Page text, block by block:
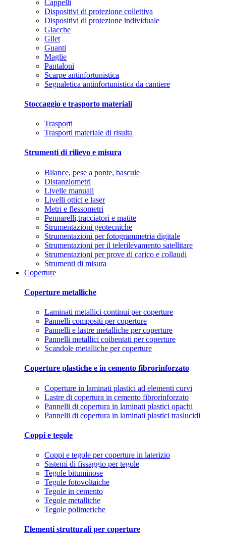
Cappelli
Dispositivi di protezione collettiva
Dispositivi di protezione individuale
Giacche
Gilet
Guanti
Maglie
Pantaloni
Scarpe antinfortunistica
Segnaletica antinfortunistica da cantiere
Stoccaggio e trasporto materiali
Trasporti
Trasporti materiale di risulta
Strumenti di rilievo e misura
Bilance, pese a ponte, bascule
Distanziometri
Livelle manuali
Livelli ottici e laser
Metri e flessometri
Pennarelli,tracciatori e matite
Strumentazioni geotecniche
Strumentazioni per fotogrammetria digitale
Strumentazioni per il telerilevamento satellitare
Strumentazioni per prove di carico e collaudi
Strumenti di misura
Coperture
Coperture metalliche
Laminati metallici continui per coperture
Pannelli compositi per coperture
Pannelli e lastre metalliche per coperture
Pannelli metallici coibentati per coperture
Scandole metalliche per coperture
Coperture plastiche e in cemento fibrorinforzato
Coperture in laminati plastici ad elementi curvi
Lastre di copertura in cemento fibrorinforzato
Pannelli di copertura in laminati plastici opachi
Pannelli di copertura in laminati plastici traslucidi
Coppi e tegole
Coppi e tegole per coperture in laterizio
Sistemi di fissaggio per tegole
Tegole bituminose
Tegole fotovoltaiche
Tegole in cemento
Tegole metalliche
Tegole polimeriche
Elementi strutturali per coperture